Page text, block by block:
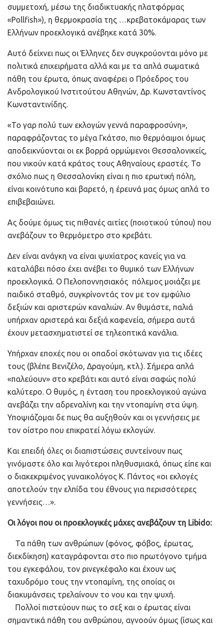
συμμετοχή, μέσω της διαδικτυακής πλατφόρμας
«Pollfish»), η θερμοκρασία της …κρεβατοκάμαρας των
Ελλήνων προεκλογικά ανέβηκε κατά 30%.
Αυτό δείχνει πως οι Έλληνες δεν συγκρούονται μόνο με
πολιτικά επιχειρήματα αλλά και με τα απλά σωματικά
πάθη του έρωτα, όπως αναφέρει ο Πρόεδρος του
Ανδρολογικού Ινστιτούτου Αθηνών, Δρ. Κωνσταντίνος
Κωνσταντινίδης.
«Το γαρ πολύ των εκλογών γεννά παραφροσύνη»,
παραφράζοντας το μέγα Γκάτσο, πιο θερμόαιμοι όμως
αποδεικνύονται οι εκ βορρά ορμώμενοι Θεσσαλονικείς,
που νικούν κατά κράτος τους Αθηναίους εραστές. Το
σχόλιο πως η Θεσσαλονίκη είναι η πιο ερωτική πόλη,
είναι κοινότυπο και βαρετό, η έρευνά μας όμως απλά το
επιβεβαιώνει.
Ας δούμε όμως τις πιθανές αιτίες (ποιοτικού τύπου) που
ανεβάζουν το θερμόμετρο στο κρεβάτι.
Δεν είναι ανάγκη να είναι ψυχίατρος κανείς για να
καταλάβει πόσο έχει ανέβει το θυμικό των Ελλήνων
προεκλογικά. Ο Πελοποννησιακός πόλεμος μοιάζει με
παιδικό σταθμό, συγκρίνοντάς τον με τον εμφύλιο
δεξιών και αριστερών καναλιών. Αν θυμάστε, παλιά
υπήρχαν αριστερά και δεξιά καφενεία, σήμερα αυτά
έχουν μετασχηματιστεί σε τηλεοπτικά κανάλια.
Υπήρχαν εποχές που οι οπαδοί σκότωναν για τις ιδέες
τους (βλέπε Βενιζέλο, Δραγούμη, κτλ.). Σήμερα απλά
«παλεύουν» στο κρεβάτι και αυτό είναι σαφώς πολύ
καλύτερο. Ο θυμός, η ένταση του προεκλογικού αγώνα
ανεβάζει την αδρεναλίνη και την ντοπαμίνη στα ύψη.
Υποψιάζομαι δε πως θα αυξηθούν και οι γεννήσεις με
τον οίστρο που επικρατεί λόγω εκλογών.
Και επειδή όλες οι διαπιστώσεις συντείνουν πως
γινόμαστε όλο και λιγότεροι πληθυσμιακά, όπως είπε και
ο διακεκριμένος γυναικολόγος Κ. Πάντος «οι εκλογές
αποτελούν την ελπίδα του έθνους για περισσότερες
γεννήσεις…».
Οι λόγοι που οι προεκλογικές μάχες ανεβάζουν τη Libido:
Τα πάθη των ανθρώπων (φόνος, φόβος, έρωτας,
διεκδίκηση) καταγράφονται στο πιο πρωτόγονο τμήμα
του εγκεφάλου, τον ρινεγκέφαλο και έχουν ως
ταχυδρόμο τους την ντοπαμίνη, της οποίας οι
διακυμάνσεις τρελαίνουν το νου και την ψυχή.
Πολλοί πιστεύουν πως το σεξ και ο έρωτας είναι
σημαντικά πάθη του ανθρώπου, αγνοούν όμως (ίσως και